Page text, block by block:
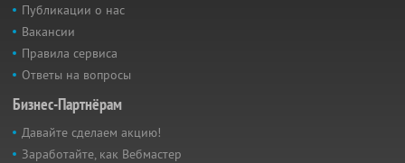
Публикации о нас
Вакансии
Правила сервиса
Ответы на вопросы
Бизнес-Партнёрам
Давайте сделаем акцию!
Заработайте, как Вебмастер